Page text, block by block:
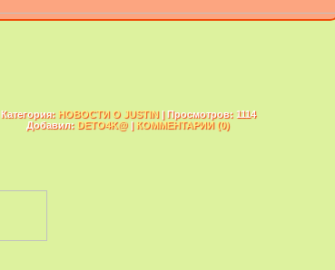
Категория: НОВОСТИ О JUSTIN| Просмотров: 1114
Добавил: DETO4K@ | КОММЕНТАРИИ (0)